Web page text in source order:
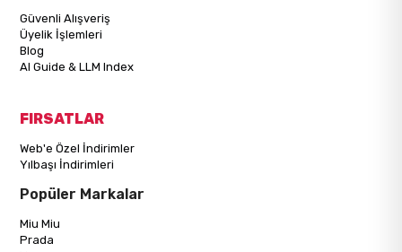
Güvenli Alışveriş
Üyelik İşlemleri
Blog
AI Guide & LLM Index
FIRSATLAR
Web'e Özel İndirimler
Yılbaşı İndirimleri
Popüler Markalar
Miu Miu
Prada